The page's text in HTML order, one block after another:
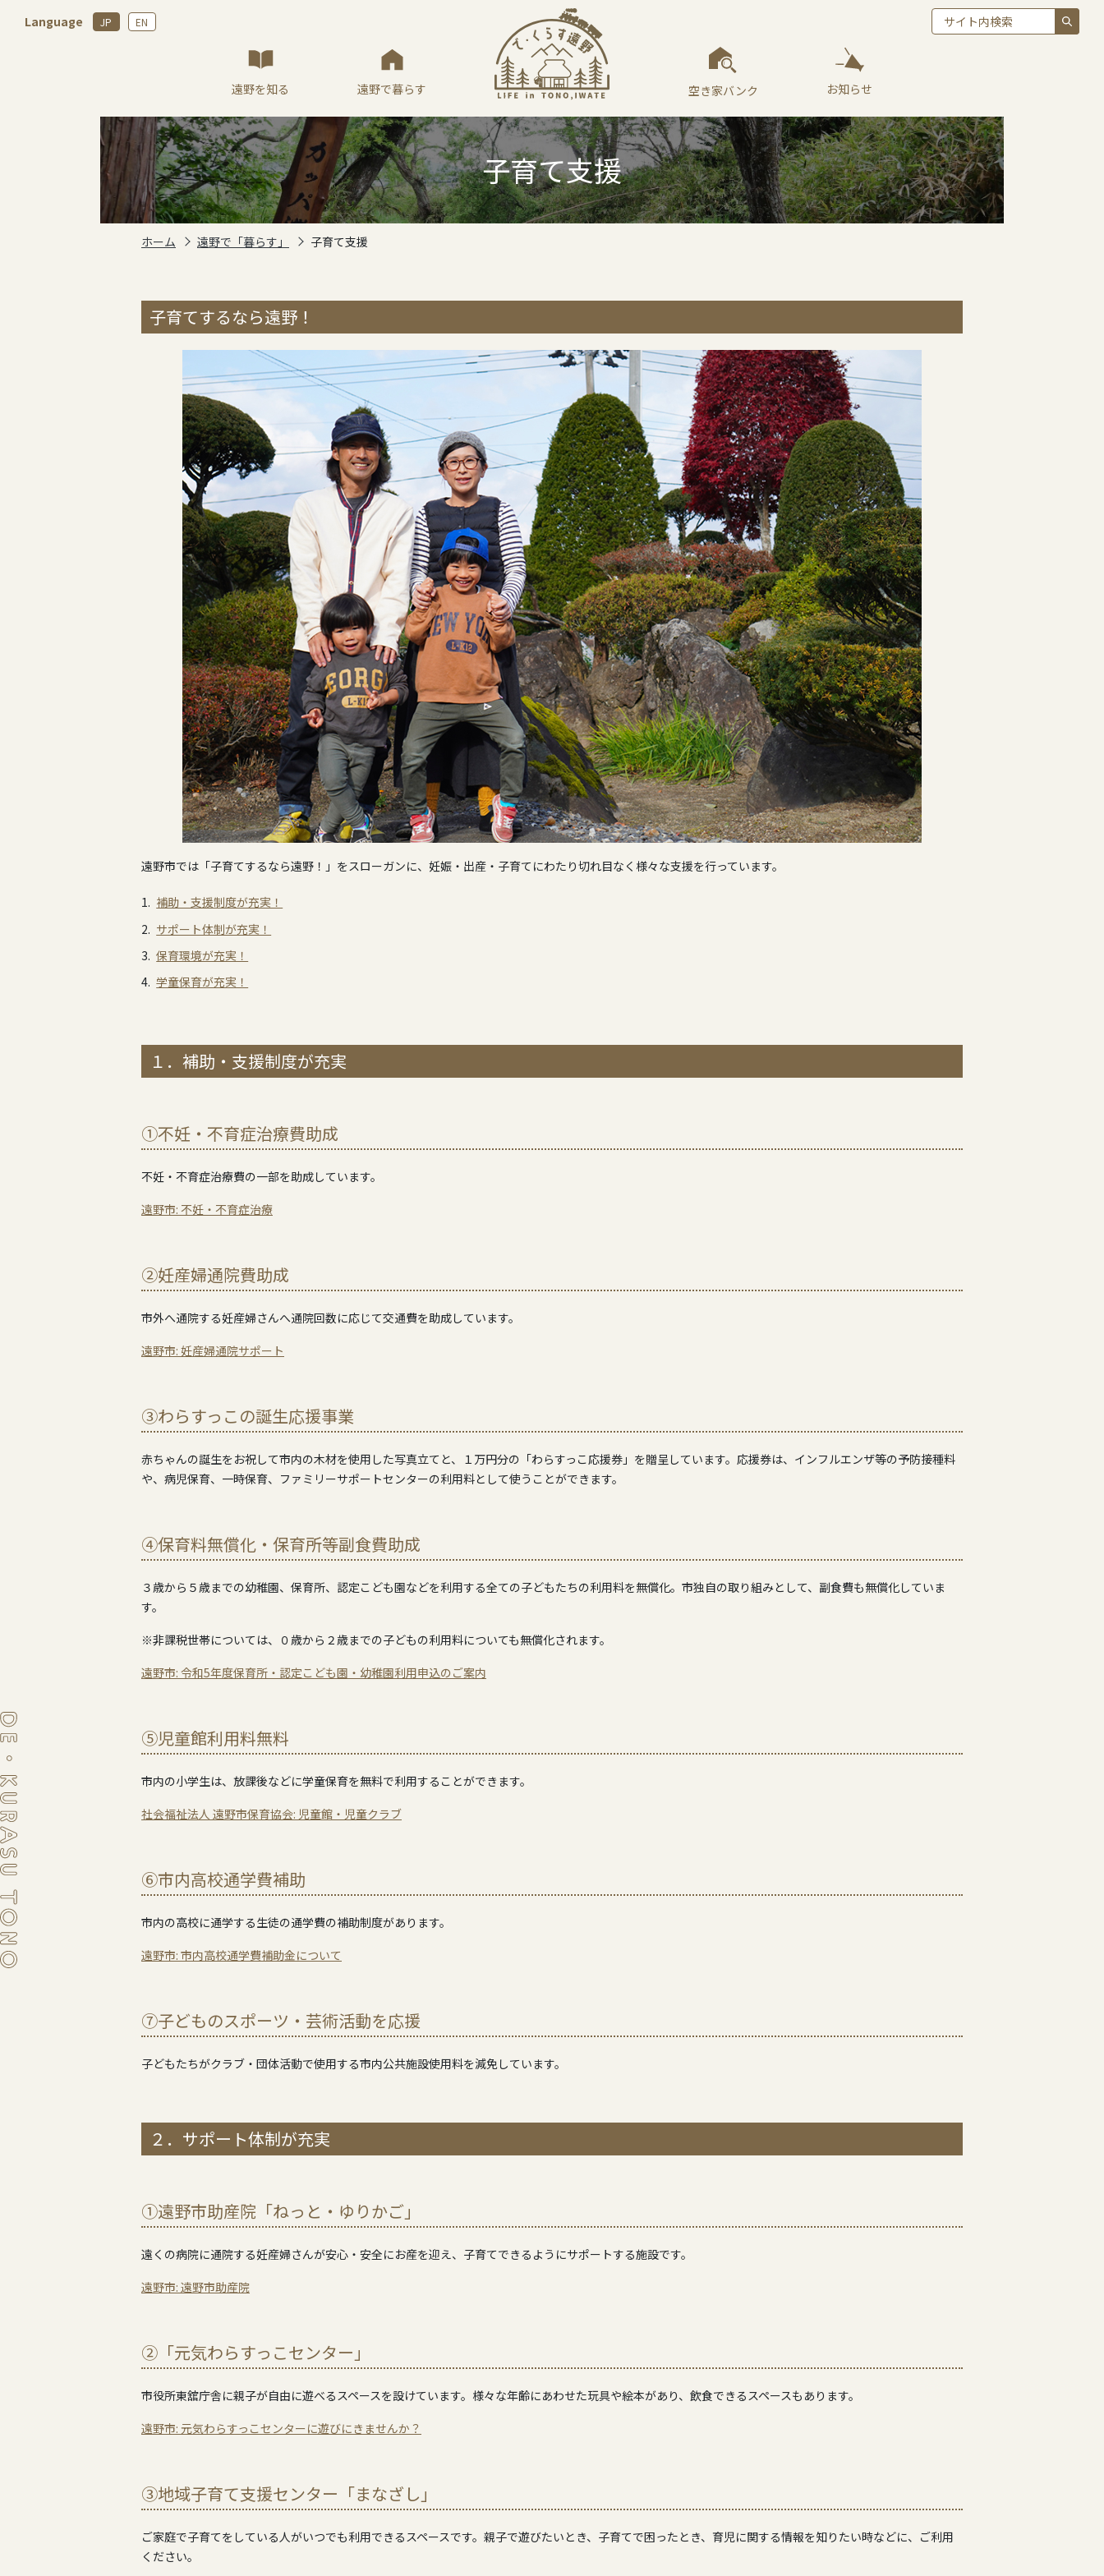
Language JP EN
遠野を知る 遠野で暮らす 空き家バンク お知らせ
子育て支援
ホーム 遠野で「暮らす」 子育て支援
子育てするなら遠野！
遠野市では「子育てするなら遠野！」をスローガンに、妊娠・出産・子育てにわたり切れ目なく様々な支援を行っています。
補助・支援制度が充実！
サポート体制が充実！
保育環境が充実！
学童保育が充実！
１．補助・支援制度が充実
①不妊・不育症治療費助成
不妊・不育症治療費の一部を助成しています。
遠野市: 不妊・不育症治療
②妊産婦通院費助成
市外へ通院する妊産婦さんへ通院回数に応じて交通費を助成しています。
遠野市: 妊産婦通院サポート
③わらすっこの誕生応援事業
赤ちゃんの誕生をお祝して市内の木材を使用した写真立てと、１万円分の「わらすっこ応援券」を贈呈しています。応援券は、インフルエンザ等の予防接種料
や、病児保育、一時保育、ファミリーサポートセンターの利用料として使うことができます。
④保育料無償化・保育所等副食費助成
３歳から５歳までの幼稚園、保育所、認定こども園などを利用する全ての子どもたちの利用料を無償化。市独自の取り組みとして、副食費も無償化していま
す。
※非課税世帯については、０歳から２歳までの子どもの利用料についても無償化されます。
遠野市: 令和5年度保育所・認定こども園・幼稚園利用申込のご案内
⑤児童館利用料無料
市内の小学生は、放課後などに学童保育を無料で利用することができます。
社会福祉法人 遠野市保育協会: 児童館・児童クラブ
⑥市内高校通学費補助
市内の高校に通学する生徒の通学費の補助制度があります。
遠野市: 市内高校通学費補助金について
⑦子どものスポーツ・芸術活動を応援
子どもたちがクラブ・団体活動で使用する市内公共施設使用料を減免しています。
２．サポート体制が充実
①遠野市助産院「ねっと・ゆりかご」
遠くの病院に通院する妊産婦さんが安心・安全にお産を迎え、子育てできるようにサポートする施設です。
遠野市: 遠野市助産院
②「元気わらすっこセンター」
市役所東舘庁舎に親子が自由に遊べるスペースを設けています。様々な年齢にあわせた玩具や絵本があり、飲食できるスペースもあります。
遠野市: 元気わらすっこセンターに遊びにきませんか？
③地域子育て支援センター「まなざし」
ご家庭で子育てをしている人がいつでも利用できるスペースです。親子で遊びたいとき、子育てで困ったとき、育児に関する情報を知りたい時などに、ご利用
ください。